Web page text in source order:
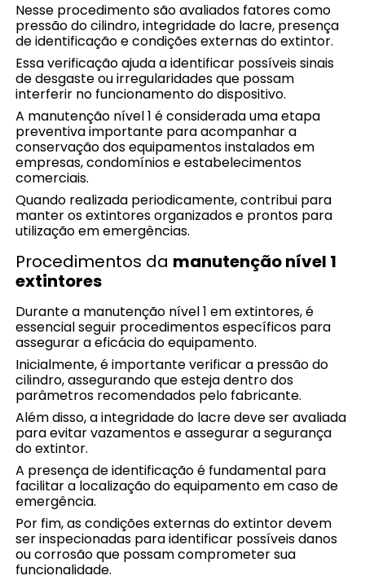
Nesse procedimento são avaliados fatores como
pressão do cilindro, integridade do lacre, presença
de identificação e condições externas do extintor.
Essa verificação ajuda a identificar possíveis sinais
de desgaste ou irregularidades que possam
interferir no funcionamento do dispositivo.
A manutenção nível 1 é considerada uma etapa
preventiva importante para acompanhar a
conservação dos equipamentos instalados em
empresas, condomínios e estabelecimentos
comerciais.
Quando realizada periodicamente, contribui para
manter os extintores organizados e prontos para
utilização em emergências.
Procedimentos da manutenção nível 1
extintores
Durante a manutenção nível 1 em extintores, é
essencial seguir procedimentos específicos para
assegurar a eficácia do equipamento.
Inicialmente, é importante verificar a pressão do
cilindro, assegurando que esteja dentro dos
parâmetros recomendados pelo fabricante.
Além disso, a integridade do lacre deve ser avaliada
para evitar vazamentos e assegurar a segurança
do extintor.
A presença de identificação é fundamental para
facilitar a localização do equipamento em caso de
emergência.
Por fim, as condições externas do extintor devem
ser inspecionadas para identificar possíveis danos
ou corrosão que possam comprometer sua
funcionalidade.